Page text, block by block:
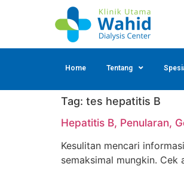
Home Tentang
Tag: tes hepatitis B
Hepatitis B, Penularan,
Kesulitan mencari
semaksimal mungkin. Cek